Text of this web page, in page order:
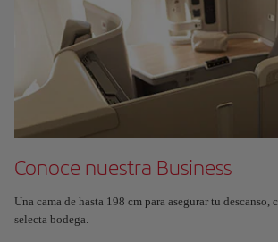
Conoce nuestra Business
Una cama de hasta 198 cm para asegurar tu descanso,
selecta bodega.